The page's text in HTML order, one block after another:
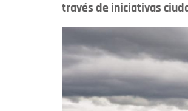
través de iniciativas